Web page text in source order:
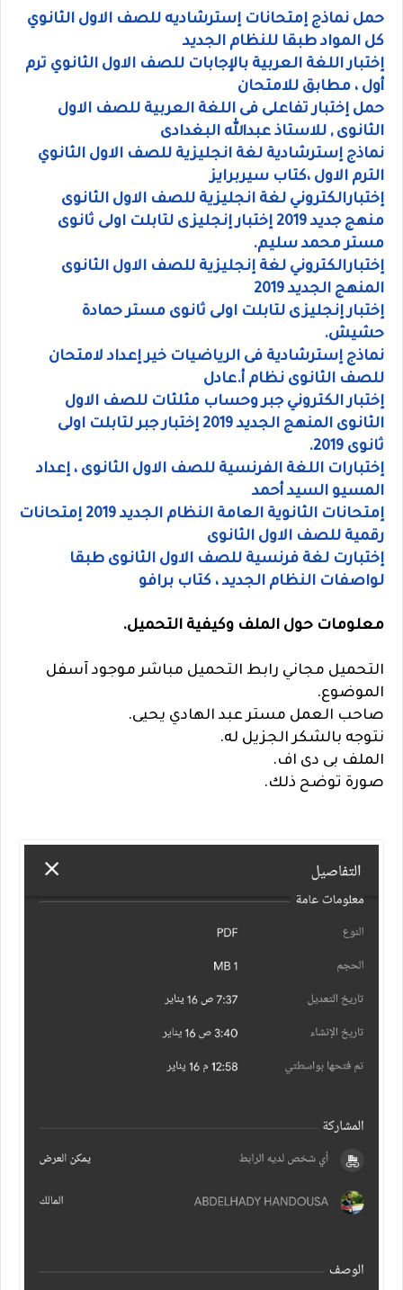
حمل نماذج إمتحانات إسترشاديه للصف الاول الثانوي
كل المواد طبقا للنظام الجديد
إختبار اللغة العربية بالإجابات للصف الاول الثانوي ترم
أول ، مطابق للامتحان
حمل إختبار تفاعلى فى اللغة العربية للصف الاول
الثانوى , للاستاذ عبدالله البغدادى
نماذج إسترشادية لغة انجليزية للصف الاول الثانوي
الترم الاول ،كتاب سيربرايز
إختبارالكتروني لغة انجليزية للصف الاول الثانوى
منهج جديد 2019 إختبار إنجليزى لتابلت اولى ثانوى
مستر محمد سليم.
إختبارالكتروني لغة إنجليزية للصف الاول الثانوى
المنهج الجديد 2019
إختبار إنجليزى لتابلت اولى ثانوى مستر حمادة
حشيش.
نماذج إسترشادية فى الرياضيات خير إعداد لامتحان
للصف الثانوى نظام أ.عادل
إختبار الكتروني جبر وحساب مثلثات للصف الاول
الثانوى المنهج الجديد 2019 إختبار جبر لتابلت اولى
ثانوى 2019.
إختبارات اللغة الفرنسية للصف الاول الثانوى ، إعداد
المسيو السيد أحمد
إمتحانات الثانوية العامة النظام الجديد 2019 إمتحانات
رقمية للصف الاول الثانوى
إختبارت لغة فرنسية للصف الاول الثانوى طبقا
لواصفات النظام الجديد ، كتاب برافو
معلومات حول الملف وكيفية التحميل.
التحميل مجاني رابط التحميل مباشر موجود آسفل
الموضوع.
صاحب العمل مستر عبد الهادي يحيى.
نتوجه بالشكر الجزيل له.
الملف بى دى اف.
صورة توضح ذلك.